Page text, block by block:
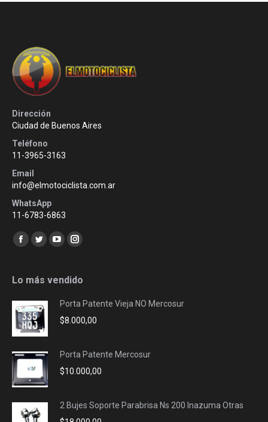
Dirección
Ciudad de Buenos Aires
Teléfono
11-3965-3163
Email
info@elmotociclista.com.ar
WhatsApp
11-6783-6863
Encuéntranos en:
Facebook
opens
new
window
Twitter
opens
new
window
YouTube
opens
new
window
Instagram
opens
new
window
Lo más vendido
Porta Patente Vieja NO Mercosur
$8.000,00
Porta Patente Mercosur
$10.000,00
2 Bujes Soporte Parabrisa Ns 200 Inazuma Otras